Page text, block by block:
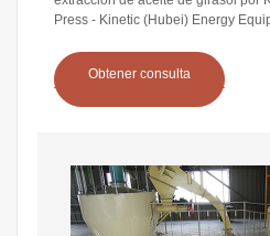
Press - Kinetic (Hubei) Energy
Obtener consulta